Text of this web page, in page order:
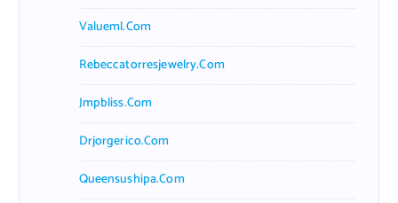
Valueml.com
Rebeccatorresjewelry.com
Jmpbliss.com
Drjorgerico.com
Queensushipa.com